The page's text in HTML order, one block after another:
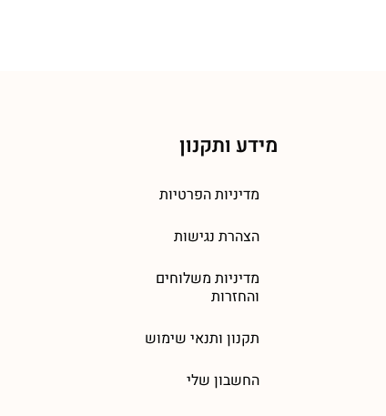
מידע ותקנון
מדיניות הפרטיות
הצהרת נגישות
מדיניות משלוחים
והחזרות
תקנון ותנאי שימוש
החשבון שלי